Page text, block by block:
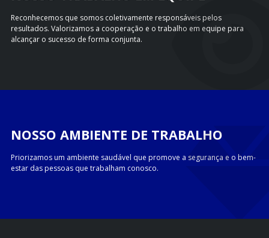
Reconhecemos que somos coletivamente responsáveis pelos
resultados. Valorizamos a cooperação e o trabalho em equipe para
alcançar o sucesso de forma conjunta.
NOSSO AMBIENTE DE TRABALHO
Priorizamos um ambiente saudável que promove a segurança e o bem-
estar das pessoas que trabalham conosco.